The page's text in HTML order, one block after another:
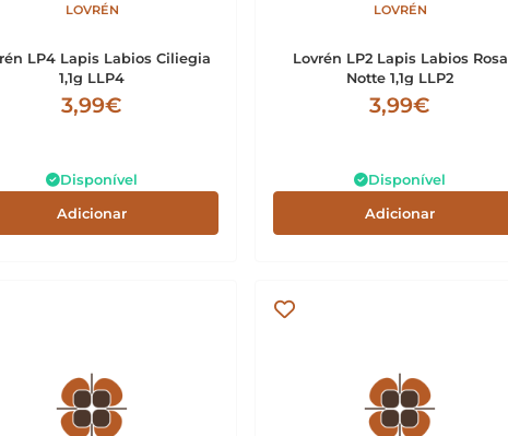
LOVRÉN
LP4 Lapis Labios Ciliegia
1,1g LLP4
3,99€
Disponível
Adicionar
LOVRÉN
Lovrén LP2 Lapis Labios Rosa
Notte 1,1g LLP2
3,99€
Disponível
Adicionar